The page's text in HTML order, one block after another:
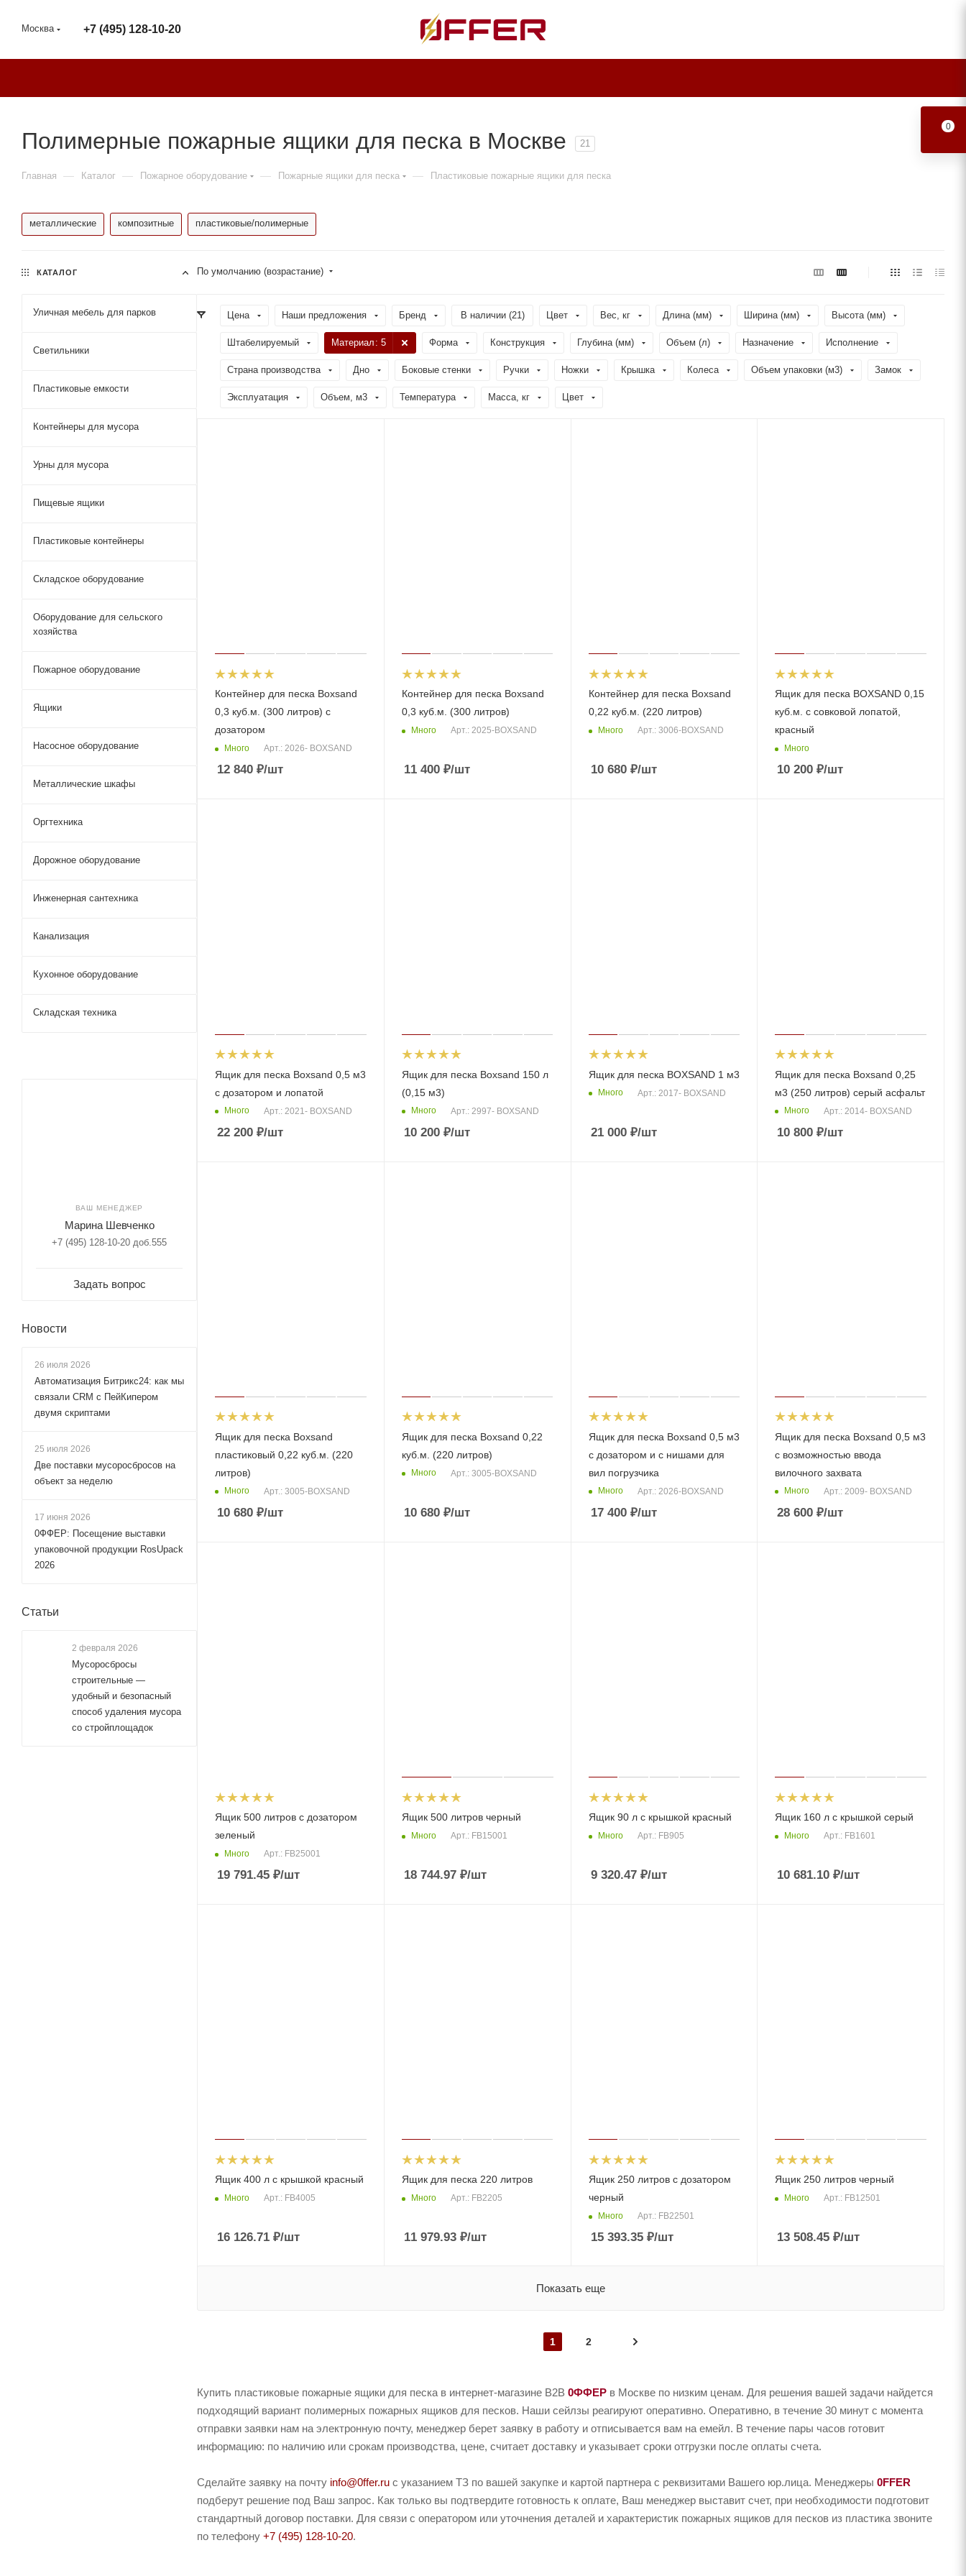
Москва +7 (495) 128-10-20
Полимерные пожарные ящики для песка в Москве 21
Главная — Каталог — Пожарное оборудование — Пожарные ящики для песка — Пластиковые пожарные ящики для песка
металлические композитные пластиковые/полимерные
По умолчанию (возрастание)
Цена Наши предложения Бренд В наличии (21) Цвет Вес, кг Длина (мм) Ширина (мм) Высота (мм)
Штабелируемый Материал : 5 Форма Конструкция Глубина (мм) Объем (л) Назначение Исполнение
Страна производства Дно Боковые стенки Ручки Ножки Крышка Колеса Объем упаковки (м3) Замок
Эксплуатация Объем, м3 Температура Масса, кг Цвет
Контейнер для песка Boxsand
0,3 куб.м. (300 литров) с
дозатором
Много Арт.: 2026- BOXSAND
12 840 ₽/шт
Контейнер для песка Boxsand
0,3 куб.м. (300 литров)
Много Арт.: 2025-BOXSAND
11 400₽/шт
Контейнер для песка Boxsand
0,22 куб.м. (220 литров)
Много Арт.: 3006-BOXSAND
10 680₽/шт
Ящик для песка BOXSAND 0,15
куб.м. с совковой лопатой,
красный
Много
10 200 ₽/шт
Ящик для песка Boxsand 0,5 м3
с дозатором и лопатой
Много Арт.: 2021- BOXSAND
22 200 ₽/шт
Ящик для песка Boxsand 150 л
(0,15 м3)
Много Арт.: 2997- BOXSAND
10 200₽/шт
Ящик для песка BOXSAND 1 м3
Много Арт.: 2017- BOXSAND
21 000₽/шт
Ящик для песка Boxsand 0,25
м3 (250 литров) серый асфальт
Много Арт.: 2014- BOXSAND
10 800 ₽/шт
Ящик для песка Boxsand
пластиковый 0,22 куб.м. (220
литров)
Много Арт.: 3005-BOXSAND
10 680 ₽/шт
Ящик для песка Boxsand 0,22
куб.м. (220 литров)
Много Арт.: 3005-BOXSAND
10 680₽/шт
Ящик для песка Boxsand 0,5 м3
с дозатором и с нишами для
вил погрузчика
Много Арт.: 2026-BOXSAND
17 400₽/шт
Ящик для песка Boxsand 0,5 м3
с возможностью ввода
вилочного захвата
Много Арт.: 2009- BOXSAND
28 600 ₽/шт
Ящик 500 литров с дозатором
зеленый
Много Арт.: FB25001
19 791.45 ₽/шт
Ящик 500 литров черный
Много Арт.: FB15001
18 744.97₽/шт
Ящик 90 л с крышкой красный
Много Арт.: FB905
9 320.47₽/шт
Ящик 160 л с крышкой серый
Много Арт.: FB1601
10 681.10 ₽/шт
Ящик 400 л с крышкой красный
Много Арт.: FB4005
16 126.71 ₽/шт
Ящик для песка 220 литров
Много Арт.: FB2205
11 979.93₽/шт
Ящик 250 литров с дозатором
черный
Много Арт.: FB22501
15 393.35₽/шт
Ящик 250 литров черный
Много Арт.: FB12501
13 508.45 ₽/шт
Показать еще
1 2
Купить пластиковые пожарные ящики для песка в интернет-магазине B2B 0ФФЕР в Москве по низким ценам. Для решения вашей задачи найдется
подходящий вариант полимерных пожарных ящиков для песков. Наши сейлзы реагируют оперативно. Оперативно, в течение 30 минут с момента
отправки заявки нам на электронную почту, менеджер берет заявку в работу и отписывается вам на емейл. В течение пары часов готовит
информацию: по наличию или срокам производства, цене, считает доставку и указывает сроки отгрузки после оплаты счета.
Сделайте заявку на почту info@0ffer.ru с указанием ТЗ по вашей закупке и картой партнера с реквизитами Вашего юр.лица. Менеджеры 0FFER
подберут решение под Ваш запрос. Как только вы подтвердите готовность к оплате, Ваш менеджер выставит счет, при необходимости подготовит
стандартный договор поставки. Для связи с оператором или уточнения деталей и характеристик пожарных ящиков для песков из пластика звоните
по телефону +7 (495) 128-10-20.
КАТАЛОГ
Уличная мебель для парков
Светильники
Пластиковые емкости
Контейнеры для мусора
Урны для мусора
Пищевые ящики
Пластиковые контейнеры
Складское оборудование
Оборудование для сельского
хозяйства
Пожарное оборудование
Ящики
Насосное оборудование
Металлические шкафы
Оргтехника
Дорожное оборудование
Инженерная сантехника
Канализация
Кухонное оборудование
Складская техника
ВАШ МЕНЕДЖЕР
Марина Шевченко
+7 (495) 128-10-20 доб.555
Задать вопрос
Новости
26 июля 2026
Автоматизация Битрикс24: как мы
связали CRM с ПейКипером
двумя скриптами
25 июля 2026
Две поставки мусоросбросов на
объект за неделю
17 июня 2026
0ФФЕР: Посещение выставки
упаковочной продукции RosUpack
2026
Статьи
2 февраля 2026
Мусоросбросы
строительные —
удобный и безопасный
способ удаления мусора
со стройплощадок
0